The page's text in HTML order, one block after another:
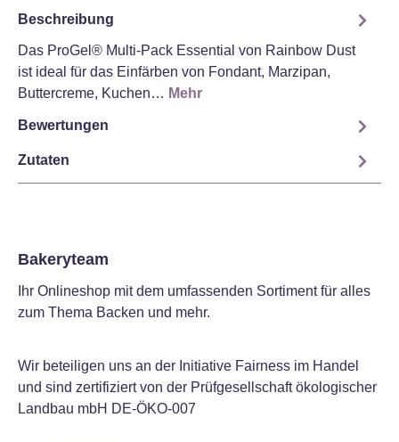
Beschreibung
Das ProGel® Multi-Pack Essential von Rainbow Dust
ist ideal für das Einfärben von Fondant, Marzipan,
Buttercreme, Kuchen… Mehr
Bewertungen
Zutaten
Bakeryteam
Ihr Onlineshop mit dem umfassenden Sortiment für alles
zum Thema Backen und mehr.
Wir beteiligen uns an der Initiative Fairness im Handel
und sind zertifiziert von der Prüfgesellschaft ökologischer
Landbau mbH DE-ÖKO-007